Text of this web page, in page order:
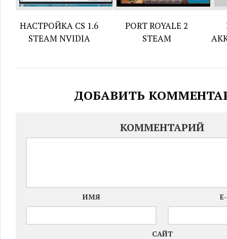
НАСТРОЙКА CS 1.6
STEAM NVIDIA
PORT ROYALE 2
STEAM
ДОБАВИТЬ
КОММЕНТАРИЙ
ИМЯ
САЙТ